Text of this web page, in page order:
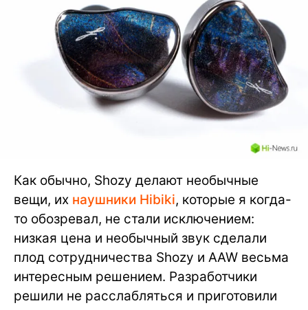
Как обычно, Shozy делают необычные
вещи, их наушники Hibiki, которые я когда-
то обозревал, не стали исключением:
низкая цена и необычный звук сделали
плод сотрудничества Shozy и AAW весьма
интересным решением. Разработчики
решили не расслабляться и приготовили